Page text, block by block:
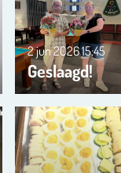
Geslaagd!
2 jun 202615:45